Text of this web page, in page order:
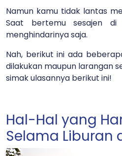
Namun kamu tidak lantas
Saat bertemu sesajen di
menghindarinya saja.
Nah, berikut ini ada
dilakukan maupun larangan
simak ulasannya berikut ini!
Hal-Hal yang
Selama Liburan